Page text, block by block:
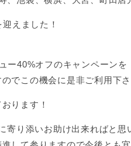
えました！
ー40%オフのキャンペーンを
でこの機会に是非ご利用下さ
ります！
寄り添いお助け出来ればと思